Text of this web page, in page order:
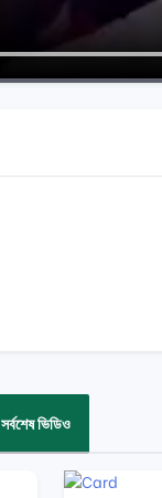
সর্বশেষ ভিডিও